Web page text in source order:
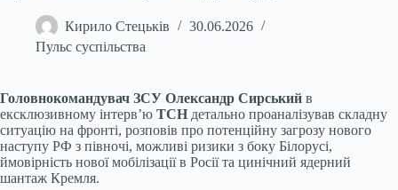
Кирило Стецьків
30.06.2026
Пульс суспільства
Головнокомандувач ЗСУ Олександр Сирський в
ексклюзивному інтерв’ю ТСН детально проаналізував складну
ситуацію на фронті, розповів про потенційну загрозу нового
наступу РФ з півночі, можливі ризики з боку Білорусі,
ймовірність нової мобілізації в Росії та цинічний ядерний
шантаж Кремля.